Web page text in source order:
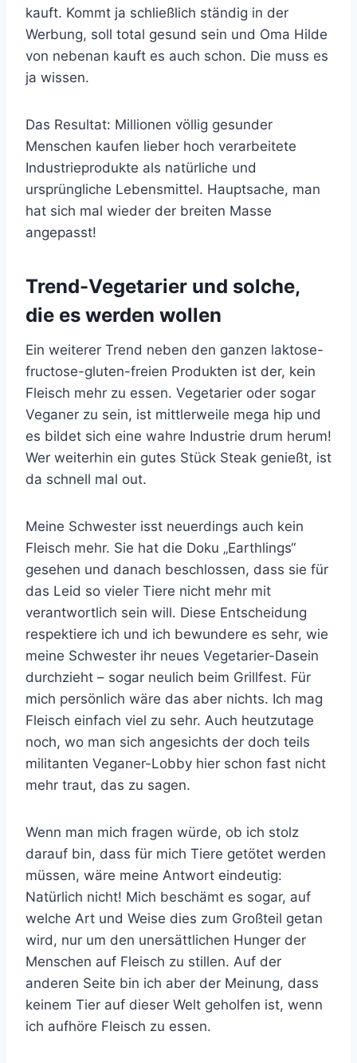
kauft. Kommt ja schließlich ständig in der
Werbung, soll total gesund sein und Oma Hilde
von nebenan kauft es auch schon. Die muss es
ja wissen.
Das Resultat: Millionen völlig gesunder
Menschen kaufen lieber hoch verarbeitete
Industrieprodukte als natürliche und
ursprüngliche Lebensmittel. Hauptsache, man
hat sich mal wieder der breiten Masse
angepasst!
Trend-Vegetarier und solche,
die es werden wollen
Ein weiterer Trend neben den ganzen laktose-
fructose-gluten-freien Produkten ist der, kein
Fleisch mehr zu essen. Vegetarier oder sogar
Veganer zu sein, ist mittlerweile mega hip und
es bildet sich eine wahre Industrie drum herum!
Wer weiterhin ein gutes Stück Steak genießt, ist
da schnell mal out.
Meine Schwester isst neuerdings auch kein
Fleisch mehr. Sie hat die Doku „Earthlings“
gesehen und danach beschlossen, dass sie für
das Leid so vieler Tiere nicht mehr mit
verantwortlich sein will. Diese Entscheidung
respektiere ich und ich bewundere es sehr, wie
meine Schwester ihr neues Vegetarier-Dasein
durchzieht – sogar neulich beim Grillfest. Für
mich persönlich wäre das aber nichts. Ich mag
Fleisch einfach viel zu sehr. Auch heutzutage
noch, wo man sich angesichts der doch teils
militanten Veganer-Lobby hier schon fast nicht
mehr traut, das zu sagen.
Wenn man mich fragen würde, ob ich stolz
darauf bin, dass für mich Tiere getötet werden
müssen, wäre meine Antwort eindeutig:
Natürlich nicht! Mich beschämt es sogar, auf
welche Art und Weise dies zum Großteil getan
wird, nur um den unersättlichen Hunger der
Menschen auf Fleisch zu stillen. Auf der
anderen Seite bin ich aber der Meinung, dass
keinem Tier auf dieser Welt geholfen ist, wenn
ich aufhöre Fleisch zu essen.